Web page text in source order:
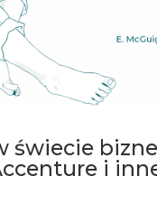
świecie
i